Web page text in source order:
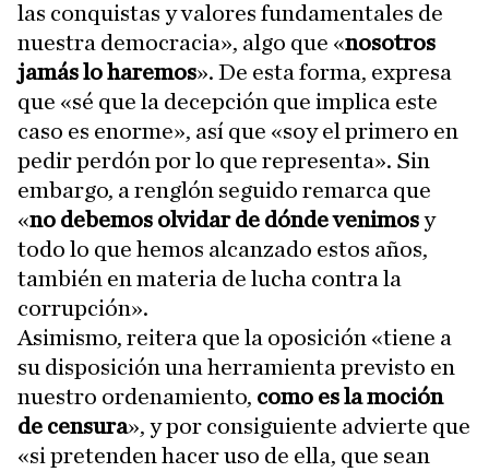
las conquistas y valores fundamentales de
nuestra democracia», algo que «nosotros
jamás lo haremos». De esta forma, expresa
que «sé que la decepción que implica este
caso es enorme», así que «soy el primero en
pedir perdón por lo que representa». Sin
embargo, a renglón seguido remarca que
«no debemos olvidar de dónde venimosy
todo lo que hemos alcanzado estos años,
también en materia de lucha contra la
corrupción».
Asimismo, reitera que la oposición «tiene a
su disposición una herramienta previsto en
nuestro ordenamiento, como es la moción
de censura», y por consiguiente advierte que
«si pretenden hacer uso de ella, que sean